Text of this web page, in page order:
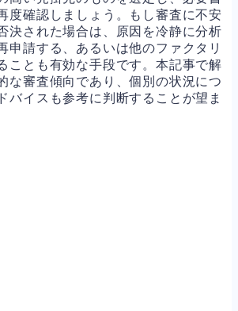
度確認しましょう。もし審査に不安
決された場合は、原因を冷静に分析
申請する、あるいは他のファクタリ
ことも有効な手段です。本記事で解
な審査傾向であり、個別の状況につ
バイスも参考に判断することが望ま